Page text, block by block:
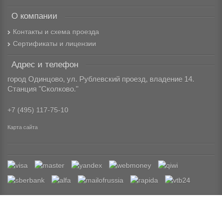
О компании
Контакты и схема проезда
Сертификаты и лицензии
Адрес и телефон
город Одинцово, ул. Рублевский проезд, владение 14.
Станция "Сколково."
+7 (495) 117-75-10
Карта сайта